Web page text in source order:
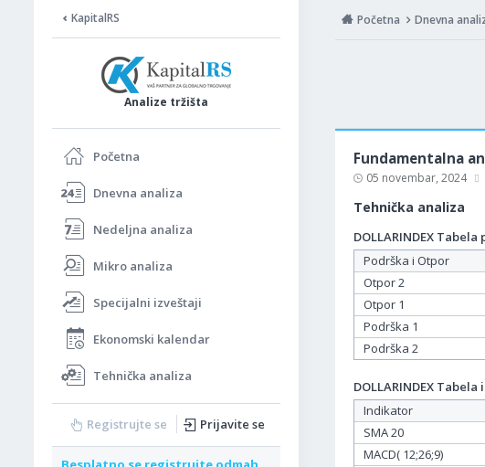
KapitalRS
Analize tržišta
Početna
Dnevna analiza
Nedeljna analiza
Mikro analiza
Specijalni izveštaji
Ekonomski kalendar
Tehnička analiza
Registrujte se Prijavite se
Početna Dnevna
Fundamentalna
05 novembar, 2024
Tehnička analiza
DOLLARINDEX
Podrška i Otpor
Otpor 2
Otpor 1
Podrška 1
Podrška 2
DOLLARINDEX
Indikator
SMA 20
MACD( 12;26;9)